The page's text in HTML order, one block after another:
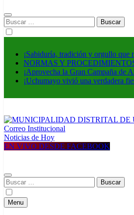
Buscar:
¡Sabiduría, tradición y orgullo que
NORMAS Y
¡Aprovecha la Gran Campaña de
¡Uchumayo vivió una verdadera
MUNICIPALIDAD DISTRITAL DE
Construyendo una nueva Historia
Correo Institucional
Noticias de Hoy
EN VIVO DESDE FACEBOOK
Buscar:
Menu